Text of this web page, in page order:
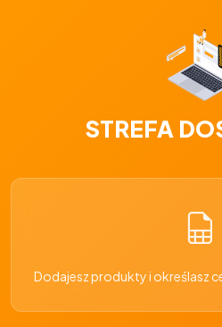
STREFA
Dodajesz produkty i określasz